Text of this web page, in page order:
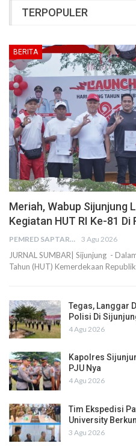
TERPOPULER
BERITA
Meriah, Wabup Sijunjung
Kegiatan HUT RI Ke-81 Di
PEMRED SAPTARIUS 3 Agu 2026
JURNAL SUMBAR| Sijunjung -
Tahun (HUT) Kemerdekaan
Tegas, Langgar
Polisi Di
4 Agu 2026
Kapolres
PJU Nya
4 Agu 2026
Tim Ekspedisi
University
3 Agu 2026